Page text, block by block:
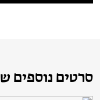
סרטים נוספים